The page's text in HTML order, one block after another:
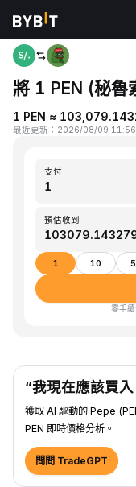
首頁 PEN to PEPE
將 1 PEN (秘魯
1 PEN ≈
最近更新 ： 2026/08/09 11:56
支付
預估收到
1 10
零手
“我現在應該買
獲取 AI 驅動的 Pepe
PEN 即時價格分析。
問問 TradeGPT